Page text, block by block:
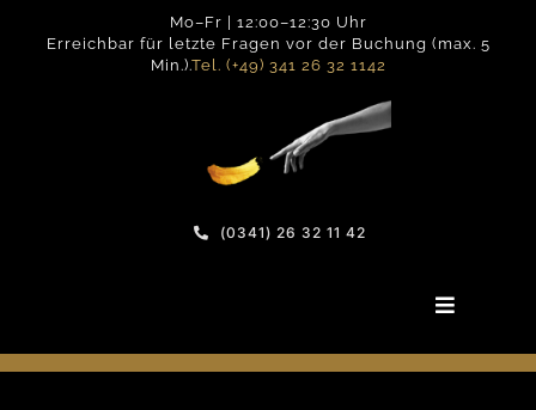
Mo–Fr | 12:00–12:30 Uhr
Erreichbar für letzte Fragen vor der Buchung (max. 5
Min.).Tel. (+49) 341 26 32 1142
Toggle
Emotionen – HOME
(0341) 26 32 11 42